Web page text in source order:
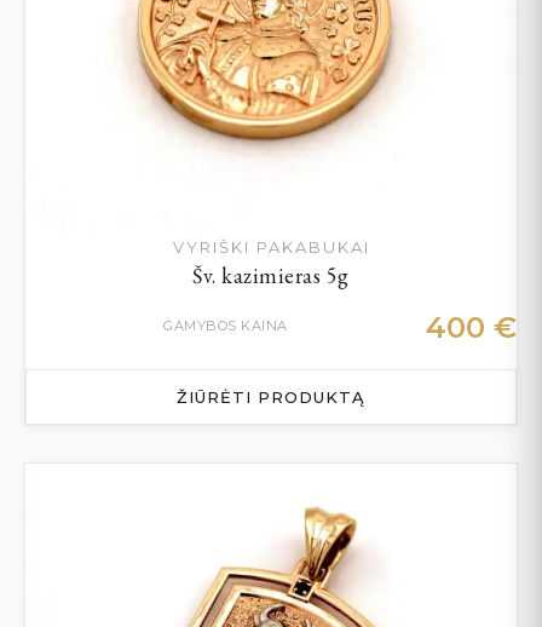
VYRIŠKI PAKABUKAI
Šv. kazimieras 5g
GAMYBOS KAINA 400 €
ŽIŪRĖTI PRODUKTĄ